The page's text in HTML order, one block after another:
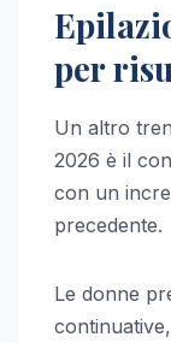
per
Un altro
2026 è il
con un
precedente.
Le donne